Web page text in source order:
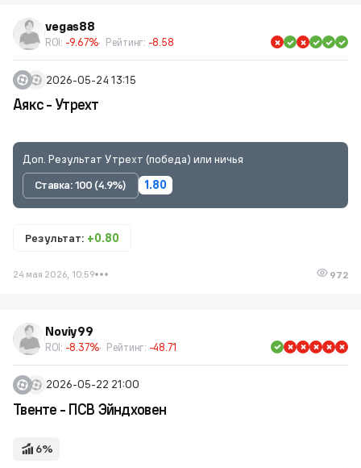
vegas88
ROI: -9.67% Рейтинг: -8.58
2026-05-24 13:15
Аякс - Утрехт
Доп. Результат Утрехт (победа) или ничья
Ставка: 100 (4.9%)
1.80
Результат: +0.80
24 мая 2026, 10:59 972
Noviy99
ROI: -8.37% Рейтинг: -48.71
2026-05-22 21:00
6%
Твенте - ПСВ Эйндховен